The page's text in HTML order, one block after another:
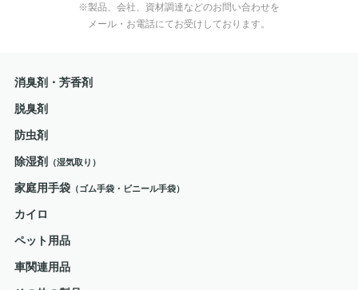
※製品、会社、資材調達などのお問い合わせを
メール・お電話にてお受けしております。
消臭剤・芳香剤
脱臭剤
防虫剤
除湿剤 （湿気取り）
家庭用手袋（ゴム手袋・ビニール手袋）
カイロ
ペット用品
車関連用品